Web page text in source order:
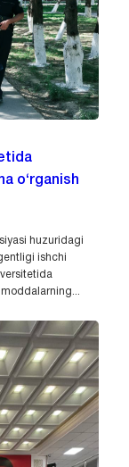
o‘rganish
huzuridagi
ishchi